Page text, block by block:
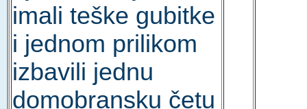
imali teške gubitke
i jednom prilikom
izbavili jednu
domobransku četu